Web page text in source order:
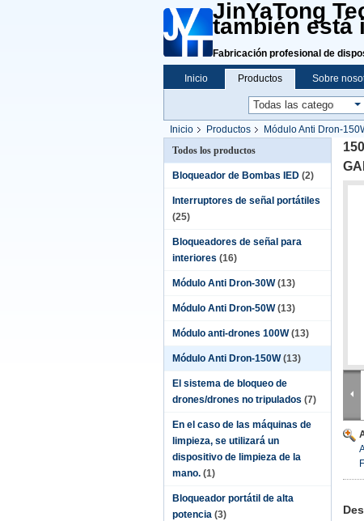
JinYaTong
también está
Fabricación profesional de
Inicio Productos Sobre
Inicio Productos Módulo Anti Dron-
aislamiento
Todos los productos
Bloqueador de Bombas IED (2)
Interruptores de señal portátiles
(25)
Bloqueadores de señal para
interiores (16)
Módulo Anti Dron-30W (13)
Módulo Anti Dron-50W (13)
Módulo anti-drones 100W (13)
Módulo Anti Dron-150W (13)
El sistema de bloqueo de
drones/drones no tripulados (7)
En el caso de las máquinas de
limpieza, se utilizará un
dispositivo de limpieza de la
mano. (1)
Bloqueador portátil de alta
potencia (3)